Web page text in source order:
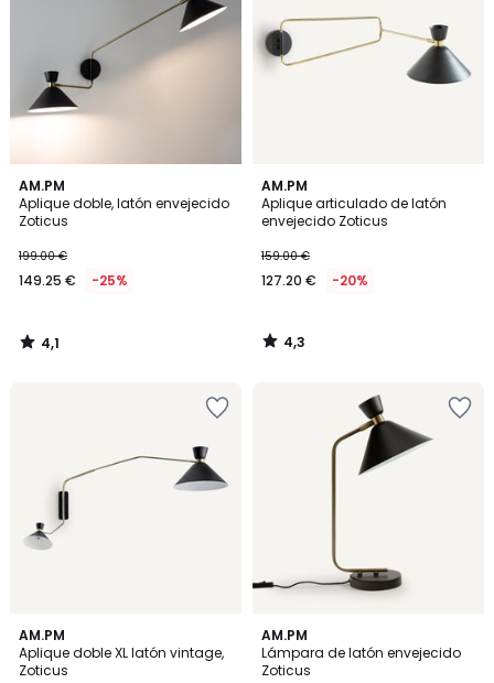
AM.PM
Aplique doble, latón envejecido
Zoticus
€
en
de
199.00
199.00 €
149.25 € -25%
4,1
/ 5
4,1
/
AM.PM
Aplique articulado de latón
envejecido Zoticus
159.00 €
127.20 € -20%
4,3
/ 5
4,3
/
AM.PM
Aplique doble XL latón vintage,
Zoticus
4,7
/ 5
AM.PM
Lámpara de latón envejecido
Zoticus
4,8
/ 5